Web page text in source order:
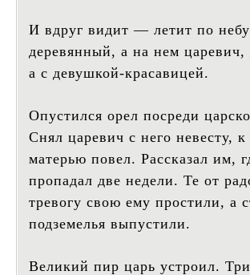
И вдруг видит — летит по
деревянный, а на нем царевич,
а с девушкой-красавицей.
Опустился орел посреди
Снял царевич с него невесту, к
матерью повел. Рассказал им,
пропадал две недели. Те от
тревогу свою ему простили, а
подземелья выпустили.
Великий пир царь устроил.